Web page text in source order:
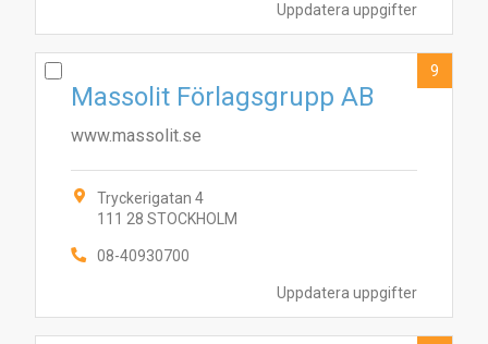
Uppdatera uppgifter
Uppdatera uppgifter
Massolit Förlagsgrupp AB
www.massolit.se
Tryckerigatan 4
111 28 STOCKHOLM
08-40930700
9